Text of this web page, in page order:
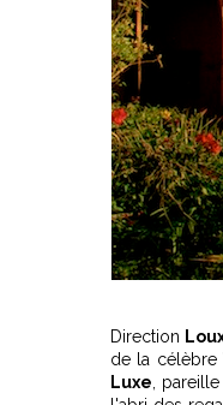
Direction
de la célèbre
Luxe ,